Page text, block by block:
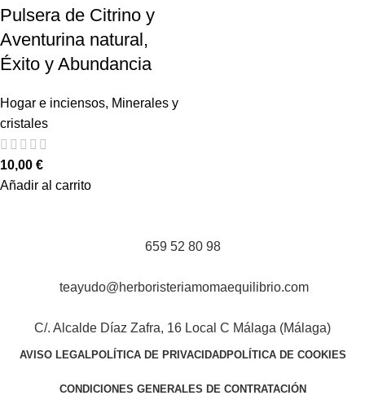
Pulsera de Citrino y
Aventurina natural,
Éxito y Abundancia
Hogar e inciensos, Minerales y
cristales
10,00 €
Añadir al carrito
659 52 80 98
teayudo@herboristeriamomaequilibrio.com
C/. Alcalde Díaz Zafra, 16 Local C Málaga (Málaga)
AVISO LEGALPOLÍTICA DE PRIVACIDADPOLÍTICA DE COOKIES
CONDICIONES GENERALES DE CONTRATACIÓN